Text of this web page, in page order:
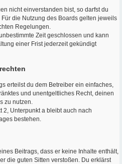
nicht einverstanden bist, so darfst du
die Nutzung des Boards gelten jeweils
Regelungen.
Zeit geschlossen und kann
einer Frist jederzeit gekündigt
erteilst du dem Betreiber ein einfaches,
und unentgeltliches Recht, deinen
zu nutzen.
2, Unterpunkt a bleibt auch nach
bestehen.
Beitrags, dass er keine Inhalte enthält,
die guten Sitten verstoßen. Du erklärst